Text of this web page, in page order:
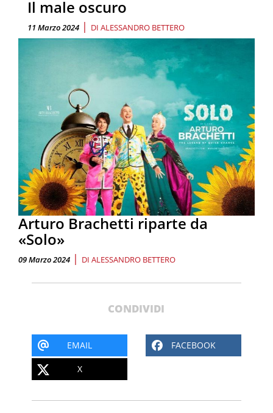
Il male oscuro
11 Marzo 2024 | DI ALESSANDRO BETTERO
Arturo Brachetti riparte da
«Solo»
09 Marzo 2024 | DI ALESSANDRO BETTERO
CONDIVIDI
EMAIL FACEBOOK
X